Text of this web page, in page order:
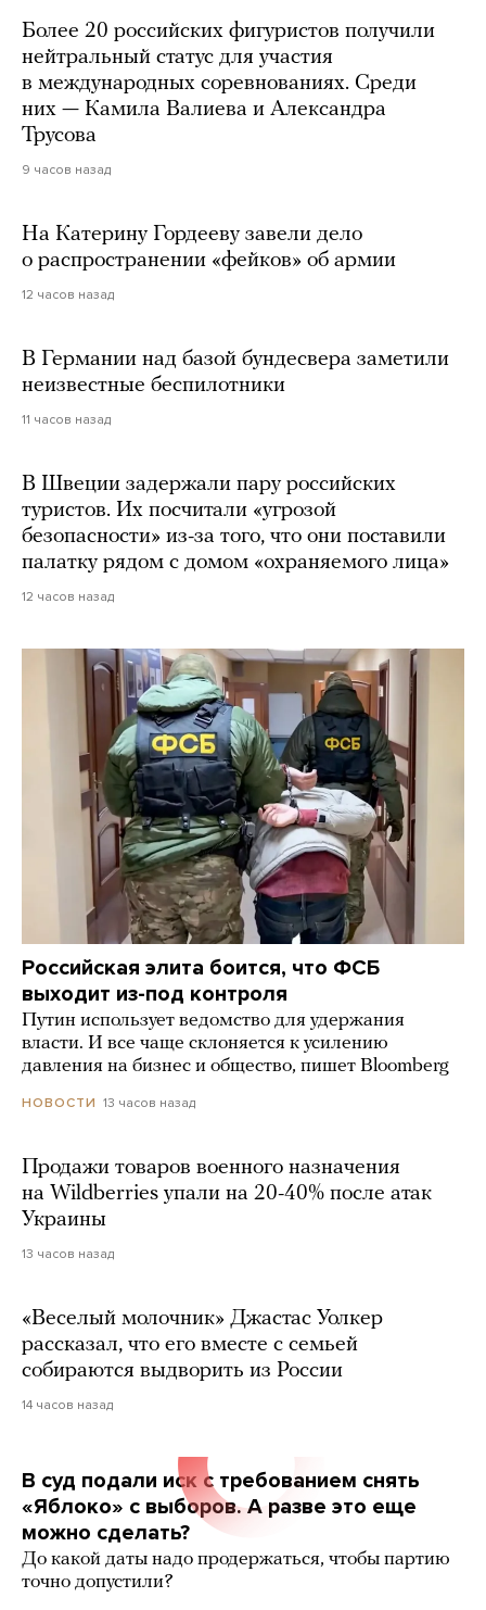
Более 20 российских фигуристов получили
нейтральный статус для участия
в международных соревнованиях. Среди
них — Камила Валиева и Александра
Трусова
9 часов назад
На Катерину Гордееву завели дело
о распространении «фейков» об армии
12 часов назад
В Германии над базой бундесвера заметили
неизвестные беспилотники
11 часов назад
В Швеции задержали пару российских
туристов. Их посчитали «угрозой
безопасности» из-за того, что они поставили
палатку рядом с домом «охраняемого лица»
12 часов назад
Российская элита боится, что ФСБ
выходит из-под контроля
Путин использует ведомство для удержания
власти. И все чаще склоняется к усилению
давления на бизнес и общество, пишет Bloomberg
НОВОСТИ 13 часов назад
Продажи товаров военного назначения
на Wildberries упали на 20-40% после атак
Украины
13 часов назад
«Веселый молочник» Джастас Уолкер
рассказал, что его вместе с семьей
собираются выдворить из России
14 часов назад
В суд подали иск с требованием снять
«Яблоко» с выборов. А разве это еще
можно сделать?
До какой даты надо продержаться, чтобы партию
точно допустили?